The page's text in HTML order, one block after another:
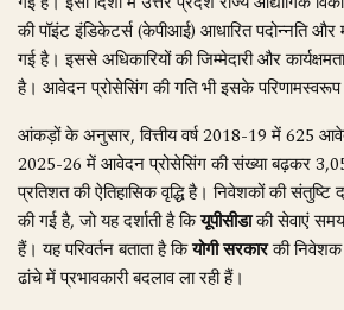
की पॉइंट इंडिकेटर्स (केपीआई) आधारित पदोन्नति और
गई है। इससे अधिकारियों की जिम्मेदारी और
है। आवेदन प्रोसेसिंग की गति भी इसके परिणामस्वरूप
आंकड़ों के अनुसार, वित्तीय वर्ष 2018-19 में 625
2025-26 में आवेदन प्रोसेसिंग की संख्या बढ़कर
प्रतिशत की ऐतिहासिक वृद्धि है। निवेशकों की
की गई है, जो यह दर्शाती है कियूपीसीडाकी सेवाएं
हैं। यह परिवर्तन बताता है कियोगी सरकारकी निवेशक
ढांचे में प्रभावकारी बदलाव ला रही हैं।